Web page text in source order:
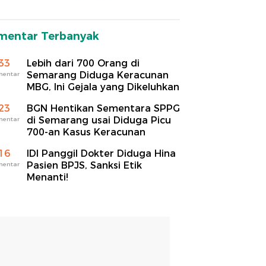
Terbanyak
Lebih dari 700 Orang di
Semarang Diduga Keracunan
MBG, Ini Gejala yang Dikeluhkan
BGN Hentikan Sementara SPPG
di Semarang usai Diduga Picu
700-an Kasus Keracunan
IDI Panggil Dokter Diduga Hina
Pasien BPJS, Sanksi Etik
Menanti!